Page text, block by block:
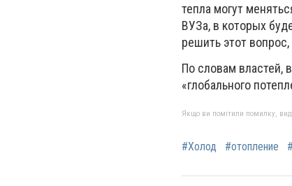
тепла могут
ВУЗа, в которых
решить этот
По словам властей,
«глобального
Якщо ви помітили помилку,
#Холод #отопление